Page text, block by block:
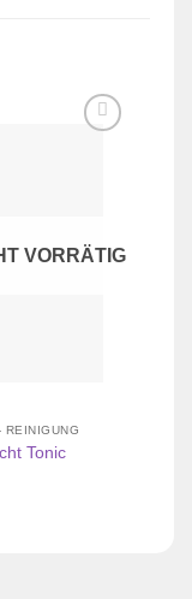
VORRÄTIG
REINIGUNG
Tonic